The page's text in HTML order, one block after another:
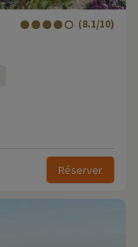
(8.1/10)
Réserver